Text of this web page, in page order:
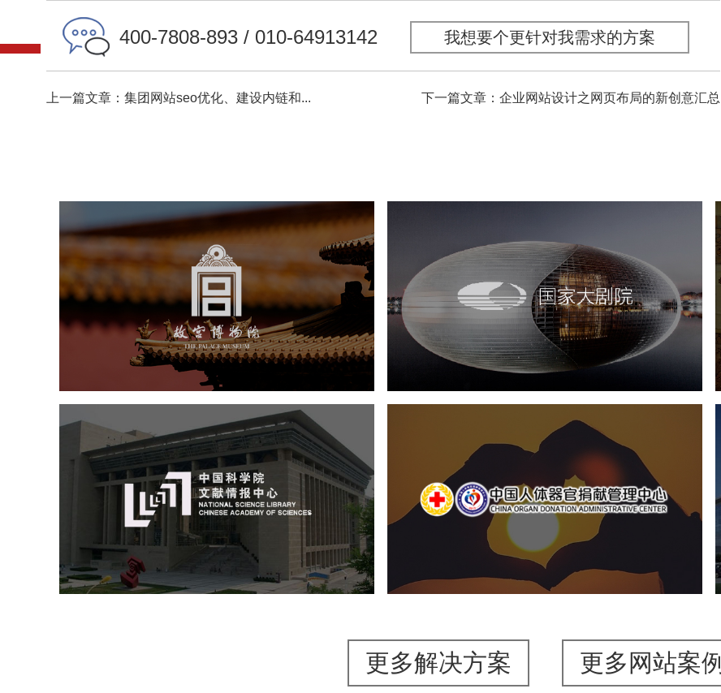
400-7808-893 / 010-64913142 我想要个更针对我需求的方案
上一篇文章：集团网站seo优化、建设内链和... 下一篇文章：企业网站设计之网页布局的新创意汇总
故宫博物院
文化艺术 博物馆
智慧博物馆
博物馆网站建设
景区网站建设
文创商城
万能专题
网站代运营
国家大剧院
文化艺术 剧院 智慧展馆 展馆网站建设
中国科学院文献情报中心
机构组织 网站建设
虚拟展厅
博物馆展厅设计
数字博物馆建设
展厅空间设计
北京展厅设计
产品展厅设计
企业展厅设计
公司展厅设计
中国人体器官捐献管理中心
国企 品牌官网
网站设计
更多解决方案 更多网站案例